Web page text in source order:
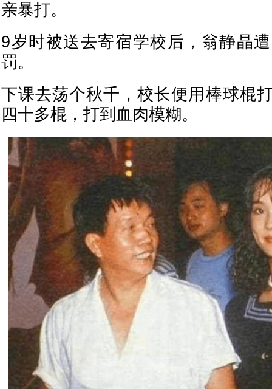
亲暴打。
9岁时被送去寄宿学校后，翁静晶
罚。
下课去荡个秋千，校长便用棒球棍
四十多棍，打到血肉模糊。